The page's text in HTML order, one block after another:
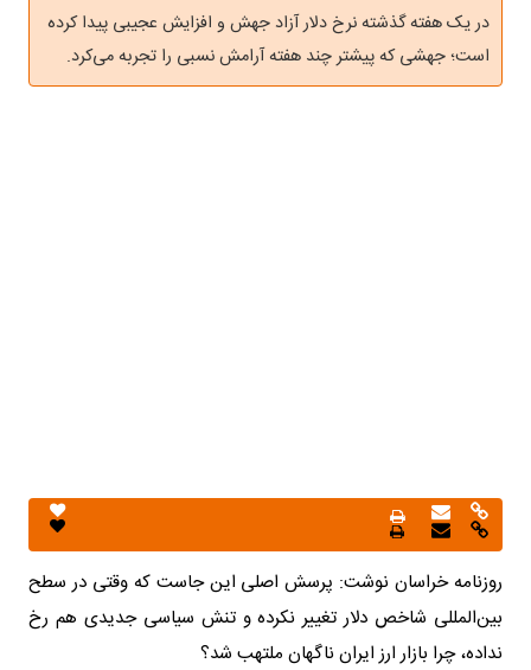
در یک هفته گذشته نرخ دلار آزاد جهش و افزایش عجیبی پیدا کرده
است؛ جهشی که پیشتر چند هفته آرامش نسبی را تجربه می‌کرد.
روزنامه خراسان نوشت: پرسش اصلی این جاست که وقتی در سطح
بین‌المللی شاخص دلار تغییر نکرده و تنش سیاسی جدیدی هم رخ
نداده، چرا بازار ارز ایران ناگهان ملتهب شد؟